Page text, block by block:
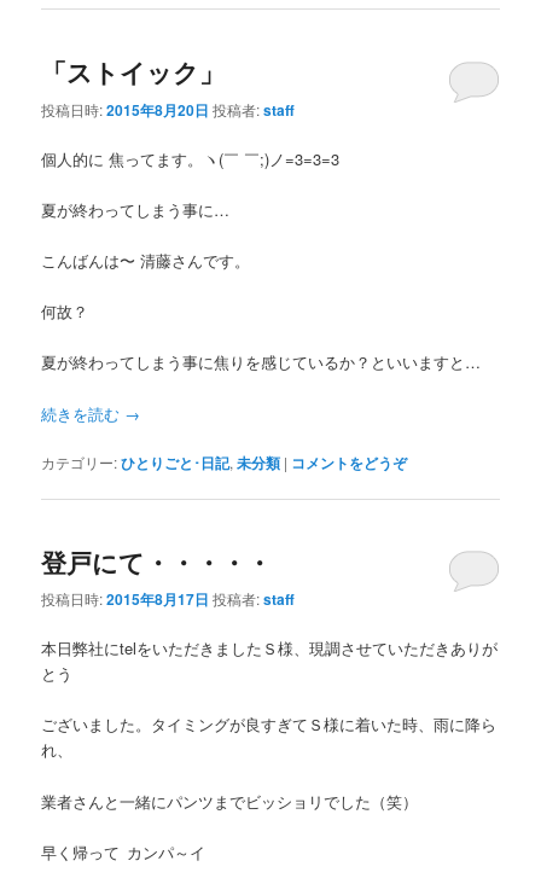
「ストイック」
投稿日時:2015年8月20日 投稿者:staff
個人的に 焦ってます。ヽ(￣ ￣;)ノ=3=3=3
夏が終わってしまう事に…
こんばんは〜 清藤さんです。
何故？
夏が終わってしまう事に焦りを感じているか？といいますと…
続きを読む →
カテゴリー:ひとりごと･日記,未分類 | コメントをどうぞ
登戸にて・・・・・
投稿日時:2015年8月17日 投稿者:staff
本日弊社にtelをいただきましたＳ様、現調させていただきありが
とう
ございました。タイミングが良すぎてＳ様に着いた時、雨に降ら
れ、
業者さんと一緒にパンツまでビッショリでした（笑）
早く帰って カンパ～イ